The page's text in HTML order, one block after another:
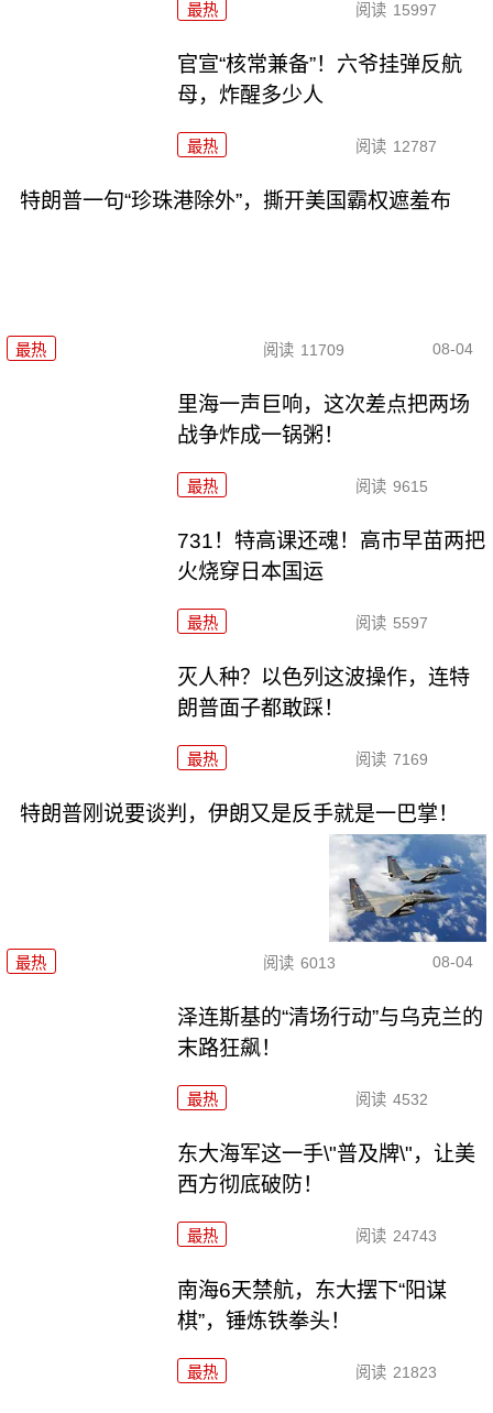
最热 阅读 15997
官宣“核常兼备”！六爷挂弹反航
母，炸醒多少人
最热 阅读 12787
特朗普一句“珍珠港除外”，撕开美国霸权遮羞布
最热 阅读 11709 08-04
里海一声巨响，这次差点把两场
战争炸成一锅粥！
最热 阅读 9615
731！特高课还魂！高市早苗两把
火烧穿日本国运
最热 阅读 5597
灭人种？以色列这波操作，连特
朗普面子都敢踩！
最热 阅读 7169
特朗普刚说要谈判，伊朗又是反手就是一巴掌！
最热 阅读 6013 08-04
泽连斯基的“清场行动”与乌克兰的
末路狂飙！
最热 阅读 4532
东大海军这一手\"普及牌\"，让美
西方彻底破防！
最热 阅读 24743
南海6天禁航，东大摆下“阳谋
棋”，锤炼铁拳头！
最热 阅读 21823